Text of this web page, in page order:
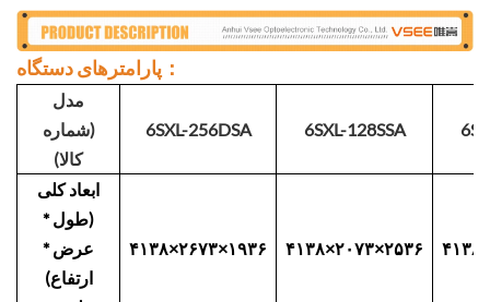
پارامترهای دستگاه：
مدل
(شماره
کالا)
6SXL-256DSA 6SXL-128SSA
ابعاد کلی
(طول *
عرض *
ارتفاع)
۴۱۳۸×۲۶۷۳×۱۹۳۶ ۴۱۳۸×۲۰۷۳×۲۵۳۶